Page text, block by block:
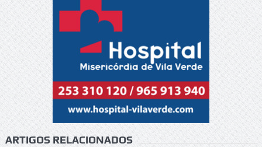
ARTIGOS RELACIONADOS